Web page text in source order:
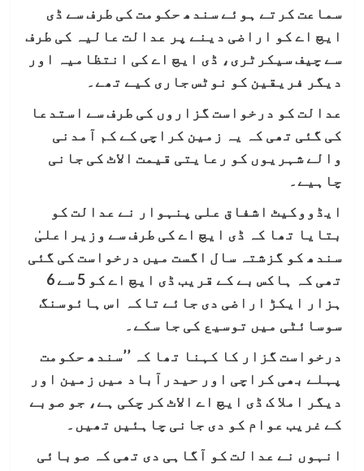
سماعت کرتے ہوئے سندھ حکومت کی طرف سے ڈی
ایچ اے کو اراضی دینے پر عدالت عالیہ کی طرف
سے چیف سیکرٹری، ڈی ایچ اے کی انتظامیہ اور
دیگر فریقین کو نوٹس جاری کیے تھے۔
عدالت کو درخواست گزاروں کی طرف سے استدعا
کی گئی تھی کہ یہ زمین کراچی کے کم آمدنی
والے شہریوں کو رعایتی قیمت الاٹ کی جانی
چاہیے۔
ایڈووکیٹ اشفاق علی پنہوار نے عدالت کو
بتایا تھا کہ ڈی ایچ اے کی طرف سے وزیراعلیٰ
سندھ کو گزشتہ سال اگست میں درخواست کی گئی
تھی کہ ہاکس بے کے قریب ڈی ایچ اے کو 5 سے 6
ہزار ایکڑ اراضی دی جائے تاکہ اس ہائوسنگ
سوسائٹی میں توسیع کی جا سکے۔
درخواست گزار کا کہنا تھا کہ ’’سندھ حکومت
پہلے بھی کراچی اور حیدرآباد میں زمین اور
دیگر املا ک ڈی ایچ اے الاٹ کر چکی ہے، جو صوبے
کے غریب عوام کو دی جانی چاہئیں تھیں۔
انہوں نے عدالت کو آگاہی دی تھی کہ صوبائی